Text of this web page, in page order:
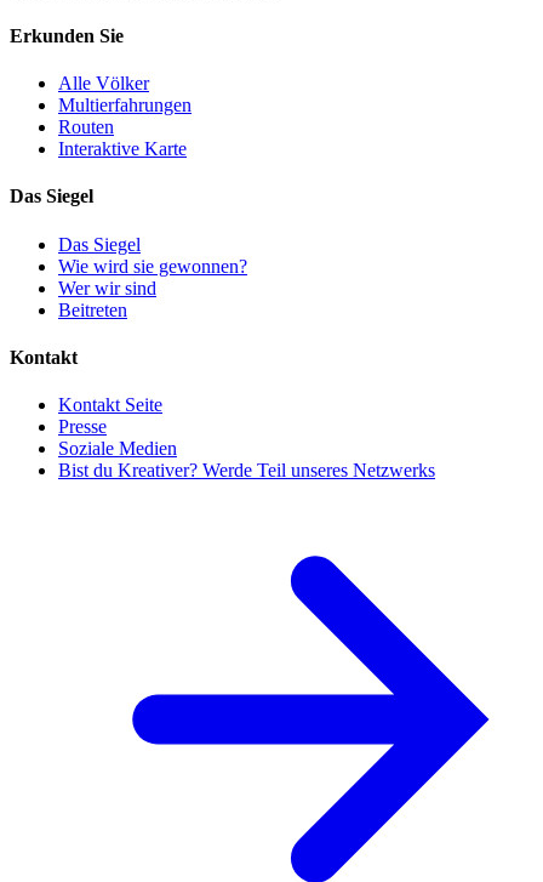
Erkunden Sie
Alle Völker
Multierfahrungen
Routen
Interaktive Karte
Das Siegel
Das Siegel
Wie wird sie gewonnen?
Wer wir sind
Beitreten
Kontakt
Kontakt Seite
Presse
Soziale Medien
Bist du Kreativer? Werde Teil unseres Netzwerks